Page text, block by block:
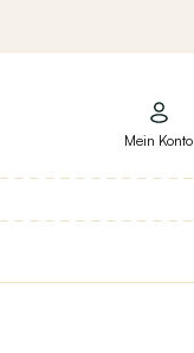
Mein Konto